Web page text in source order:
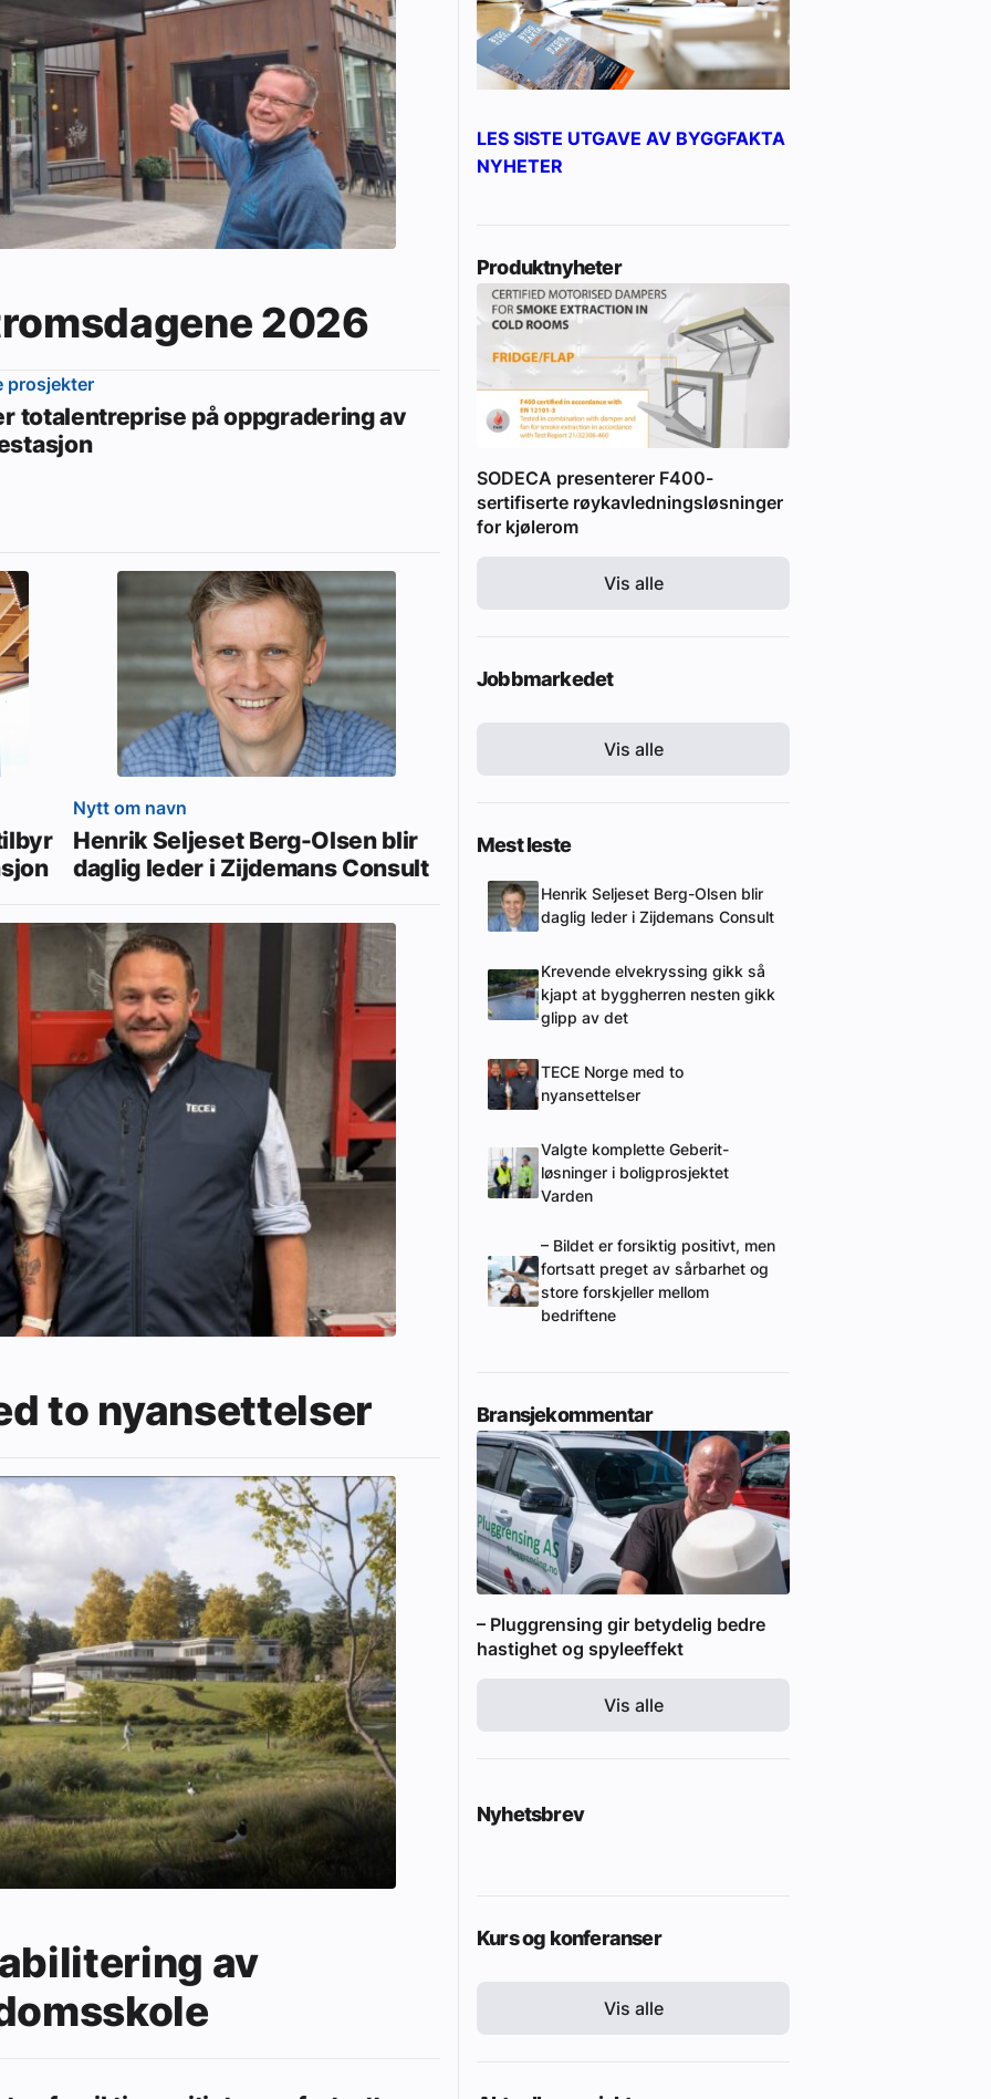
2026
prosjekter
totalentreprise på oppgradering av
Nytt om navn
Henrik Seljeset Berg-Olsen blir
daglig leder i Zijdemans Consult
to nyansettelser
av
LES SISTE UTGAVE AV BYGGFAKTA
NYHETER
Produktnyheter
SODECA presenterer F400-
sertifiserte røykavledningsløsninger
for kjølerom
Vis alle
Jobbmarkedet
Vis alle
Mest leste
Henrik Seljeset Berg-Olsen blir
daglig leder i Zijdemans Consult
Krevende elvekryssing gikk så
kjapt at byggherren nesten gikk
glipp av det
TECE Norge med to
nyansettelser
Valgte komplette Geberit-
løsninger i boligprosjektet
Varden
– Bildet er forsiktig positivt, men
fortsatt preget av sårbarhet og
store forskjeller mellom
bedriftene
Bransjekommentar
– Pluggrensing gir betydelig bedre
hastighet og spyleeffekt
Vis alle
Nyhetsbrev
Kurs og konferanser
Vis alle